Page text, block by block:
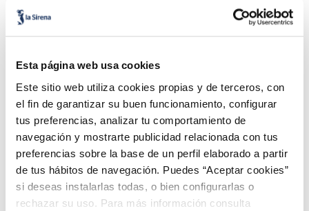
Esta página web usa cookies
Este sitio web utiliza cookies propias y de terceros, con
el fin de garantizar su buen funcionamiento, configurar
tus preferencias, analizar tu comportamiento de
navegación y mostrarte publicidad relacionada con tus
preferencias sobre la base de un perfil elaborado a partir
de tus hábitos de navegación. Puedes “Aceptar cookies”
si deseas instalarlas todas, o bien configurarlas o
rechazar su uso. Para más información consulta
Sin azucares añadidos
Caixa 6 u 600
Combina-ho i fes un menú de 10!